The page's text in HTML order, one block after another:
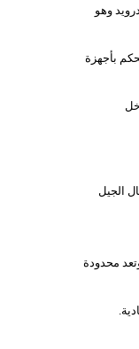
وهو
بأجهزة
الجيل
64 جيجابايت وتعد محدودة